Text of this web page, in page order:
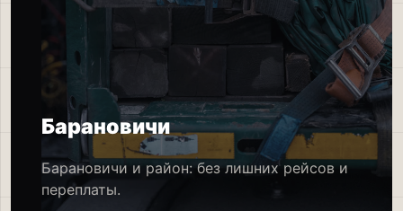
Барановичи
Барановичи и район: без лишних рейсов и
переплаты.